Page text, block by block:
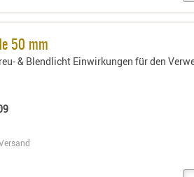
50 mm
& Blendlicht Einwirkungen für den